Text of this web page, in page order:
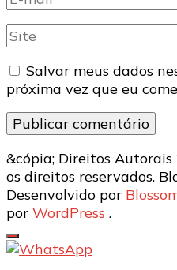
mail
Site
Salvar meus dados
próxima vez que eu
&cópia; Direitos Autorais
os direitos reservados.
Desenvolvido por
por WordPress .